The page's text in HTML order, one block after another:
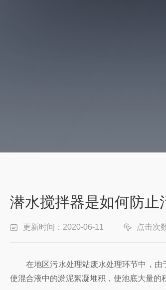
潜水搅拌器是如何防止
更新时间：2020-06-11 点击次
在地区污水处理站废水处理环节中，由于
使混合液中的淤泥絮凝堆积，使池底大量的